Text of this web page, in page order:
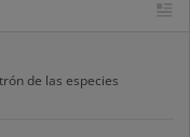
de las especies